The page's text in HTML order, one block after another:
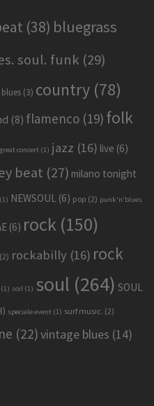
(38) bluegrass
soul. funk (29)
(3) country (78)
(8) flamenco (19) folk
great concert (1) jazz (16) live (6)
beat (27) milano tonight
(1) NEWSOUL (6) pop (2) punk'n'blues
(6) rock (150)
(2) rockabilly (16) rock
(1) soil (1) soul (264) SOUL
speciale event (1) surf music. (2)
(22)vintage blues (14)